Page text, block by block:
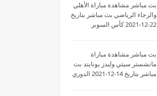
بث مباشر مشاهدة مباراة الأهلي
والرجاء الرياضي بث مباشر بتاريخ
22-12-2021 كأس السوبر
بث مباشر مشاهدة مباراة
مانشستر سيتي وليدز يونايتد بث
مباشر بتاريخ 14-12-2021 الدوري